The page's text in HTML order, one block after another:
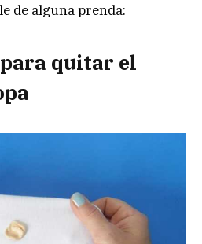
de alguna prenda:
quitar el